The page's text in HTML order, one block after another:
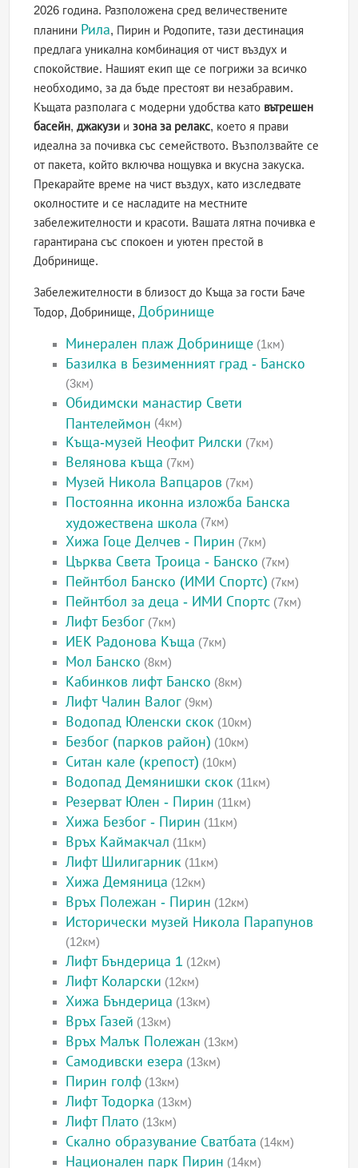
2026 година. Разположена сред величествените
планини Рила, Пирин и Родопите, тази дестинация
предлага уникална комбинация от чист въздух и
спокойствие. Нашият екип ще се погрижи за всичко
необходимо, за да бъде престоят ви незабравим.
Къщата разполага с модерни удобства като вътрешен
басейн,джакузи изона за релакс, което я прави
идеална за почивка със семейството. Възползвайте се
от пакета, който включва нощувка и вкусна закуска.
Прекарайте време на чист въздух, като изследвате
околностите и се насладите на местните
забележителности и красоти. Вашата лятна почивка е
гарантирана със спокоен и уютен престой в
Добринище.
Забележителности в близост до Къща за гости Баче
Тодор, Добринище, Добринище
Минерален плаж Добринище (1км)
Базилка в Безименният град - Банско
(3км)
Обидимски манастир Свети
Пантелеймон (4км)
Къща-музей Неофит Рилски (7км)
Велянова къща (7км)
Музей Никола Вапцаров (7км)
Постоянна иконна изложба Банска
художествена школа (7км)
Хижа Гоце Делчев - Пирин (7км)
Църква Света Троица - Банско (7км)
Пейнтбол Банско (ИМИ Спортс) (7км)
Пейнтбол за деца - ИМИ Спортс (7км)
Лифт Безбог (7км)
ИЕК Радонова Къща (7км)
Мол Банско (8км)
Кабинков лифт Банско (8км)
Лифт Чалин Валог (9км)
Водопад Юленски скок (10км)
Безбог (парков район) (10км)
Ситан кале (крепост) (10км)
Водопад Демянишки скок (11км)
Резерват Юлен - Пирин (11км)
Хижа Безбог - Пирин (11км)
Връх Каймакчал (11км)
Лифт Шилигарник (11км)
Хижа Демяница (12км)
Връх Полежан - Пирин (12км)
Исторически музей Никола Парапунов
(12км)
Лифт Бъндерица 1 (12км)
Лифт Коларски (12км)
Хижа Бъндерица (13км)
Връх Газей (13км)
Връх Малък Полежан (13км)
Самодивски езера (13км)
Пирин голф (13км)
Лифт Тодорка (13км)
Лифт Плато (13км)
Скално образувание Сватбата (14км)
Национален парк Пирин (14км)